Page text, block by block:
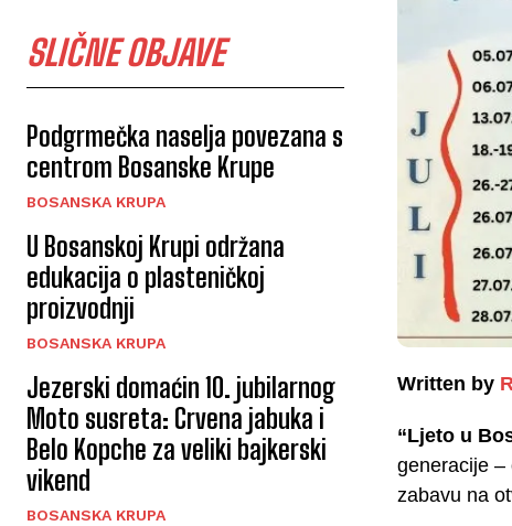
SLIČNE OBJAVE
Podgrmečka naselja povezana s
centrom Bosanske Krupe
BOSANSKA KRUPA
U Bosanskoj Krupi održana
edukacija o plasteničkoj
proizvodnji
BOSANSKA KRUPA
Jezerski domaćin 10. jubilarnog
Moto susreta: Crvena jabuka i
Belo Kopche za veliki bajkerski
vikend
BOSANSKA KRUPA
Written by
“Ljeto u
generacije –
zabavu na